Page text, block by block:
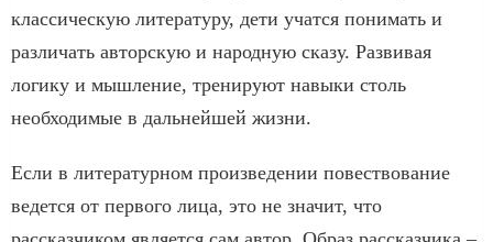
классическую литературу, дети учатся понимать и
различать авторскую и народную сказу. Развивая
логику и мышление, тренируют навыки столь
необходимые в дальнейшей жизни.
Если в литературном произведении повествование
ведется от первого лица, это не значит, что